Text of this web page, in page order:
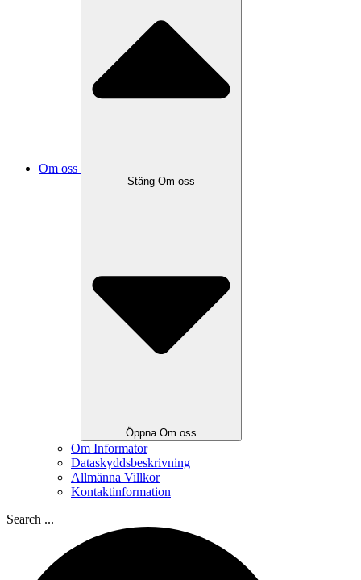
Om oss
Stäng Om oss
Öppna Om oss
Om Informator
Dataskyddsbeskrivning
Allmänna Villkor
Kontaktinformation
Search ...